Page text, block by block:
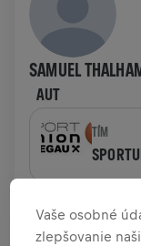
SAMUEL
AUT
TÍM
PREHĽAD
Vaše osobné
zlepšovanie